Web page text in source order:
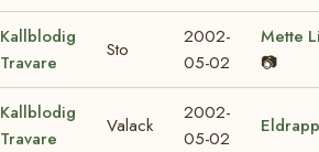
Kallblodig
Travare
Sto
2002-
05-02
Mette
📷
Kallblodig
Travare
Valack
2002-
05-02